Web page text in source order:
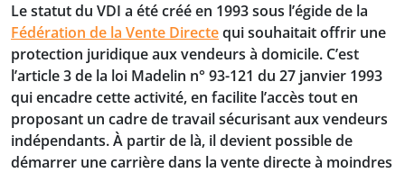
Le statut du VDI a été créé en 1993 sous l’égide de la
Fédération de la Vente Directequi souhaitait offrir une
protection juridique aux vendeurs à domicile. C’est
l’article 3 de la loi Madelin n° 93-121 du 27 janvier 1993
qui encadre cette activité, en facilite l’accès tout en
proposant un cadre de travail sécurisant aux vendeurs
indépendants. À partir de là, il devient possible de
démarrer une carrière dans la vente directe à moindres